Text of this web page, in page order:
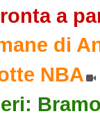
a
di
NBA